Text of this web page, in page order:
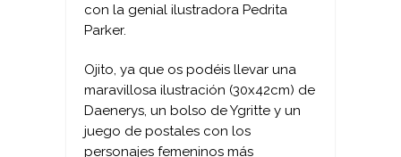
con la genial ilustradora Pedrita
Parker.
Ojito, ya que os podéis llevar una
maravillosa ilustración (30x42cm) de
Daenerys, un bolso de Ygritte y un
juego de postales con los
personajes femeninos más